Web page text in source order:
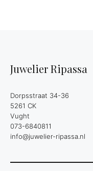
Juwelier Ripassa
Dorpsstraat 34-36
5261 CK
Vught
073-6840811
info@juwelier-ripassa.nl